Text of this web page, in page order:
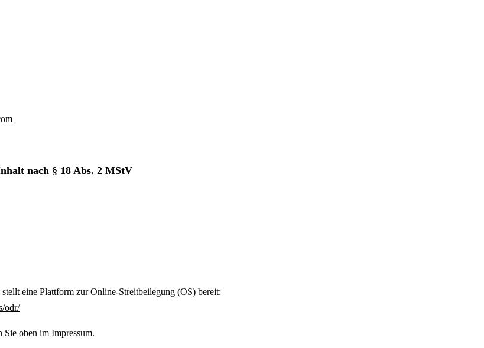
nach § 18 Abs. 2 MStV
eine Plattform zur Online-Streitbeilegung (OS) bereit:
odr/
oben im Impressum.